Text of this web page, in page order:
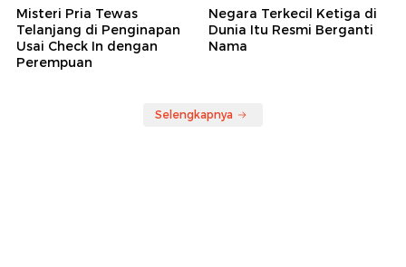
Misteri Pria Tewas
Telanjang di Penginapan
Usai Check In dengan
Perempuan
Negara Terkecil Ketiga di
Dunia Itu Resmi Berganti
Nama
Selengkapnya